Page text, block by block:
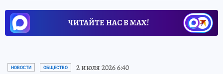
ЧИТАЙТЕ НАС В МАХ!
НОВОСТИ ОБЩЕСТВО 2 июля 2026 6:40